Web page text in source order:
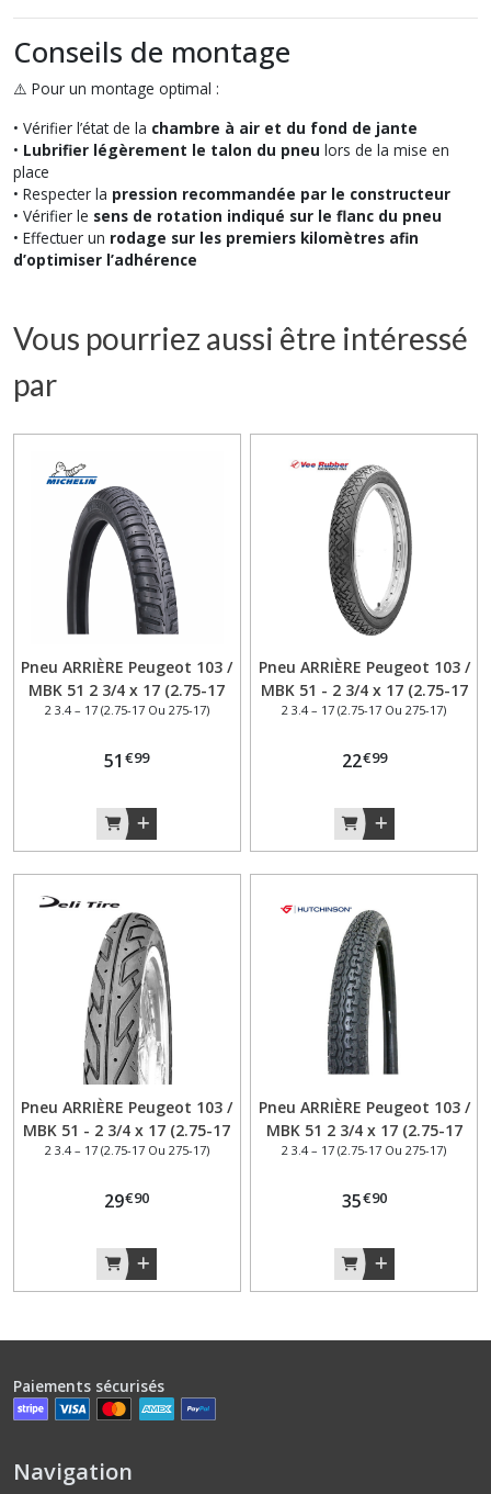
Conseils de montage
⚠️ Pour un montage optimal :
• Vérifier l’état de la chambre à air et du fond de jante
• Lubrifier légèrement le talon du pneu lors de la mise en
place
• Respecter la pression recommandée par le constructeur
• Vérifier le sens de rotation indiqué sur le flanc du pneu
• Effectuer un rodage sur les premiers kilomètres afin
d’optimiser l’adhérence
Vous pourriez aussi être intéressé
par
Pneu ARRIÈRE Peugeot 103 /
MBK 51 2 3/4 x 17 (2.75-17
ou 275-17 ) Michelin City
Adhérence et longévité –
2 3.4 – 17 (2.75-17 Ou 275-17)
51 €99
Pneu ARRIÈRE Peugeot 103 /
MBK 51 - 2 3/4 x 17 (2.75-17
ou 275-17 ) Vee Rubber
Polyvalence et robustesse-
2 3.4 – 17 (2.75-17 Ou 275-17)
22€99
Pneu ARRIÈRE Peugeot 103 /
MBK 51 - 2 3/4 x 17 (2.75-17
ou 275-17 ) DELI Tire S215
2 3.4 – 17 (2.75-17 Ou 275-17)
29€90
Pneu ARRIÈRE Peugeot 103 /
MBK 51 2 3/4 x 17 (2.75-17
ou 275-17 ) Hutchinson
vintage – cyclomoteur
2 3.4 – 17 (2.75-17 Ou 275-17)
35€90
Paiements sécurisés
Navigation